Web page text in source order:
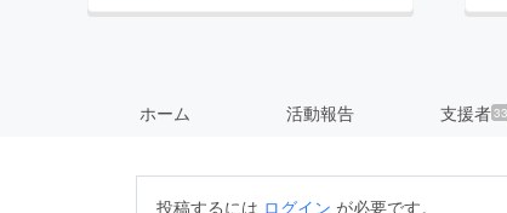
ホーム 活動報告 支援者33
投稿するには ログイン が必要です。